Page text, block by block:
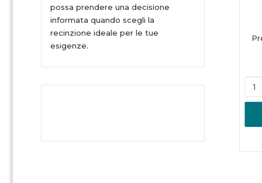
possa prendere una decisione
informata quando scegli la
recinzione ideale per le tue
esigenze.